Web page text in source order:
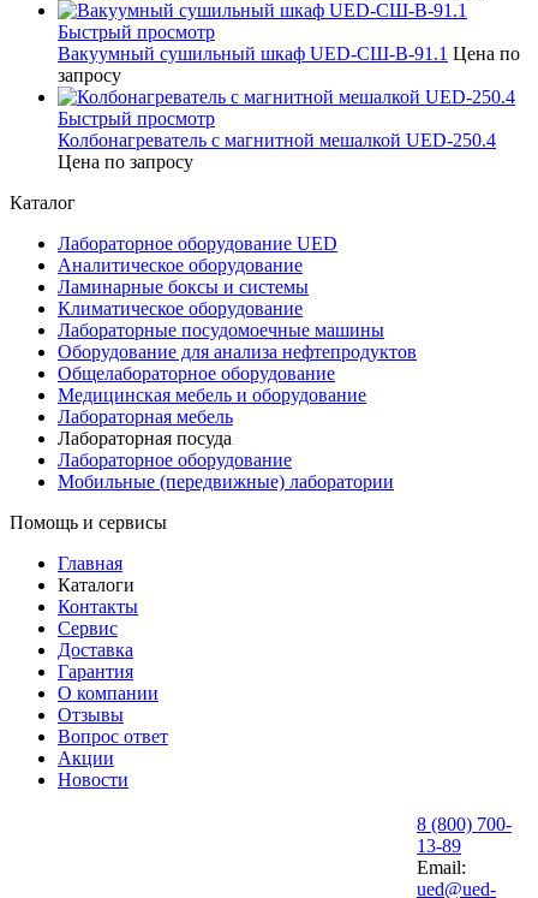
Быстрый просмотр
Вакуумный сушильный шкаф UED-СШ-В-91.1 Цена по
запросу
Быстрый просмотр
Колбонагреватель с магнитной мешалкой UED-250.4
Цена по запросу
Каталог
Лабораторное оборудование UED
Аналитическое оборудование
Ламинарные боксы и системы
Климатическое оборудование
Лабораторные посудомоечные машины
Оборудование для анализа нефтепродуктов
Общелабораторное оборудование
Медицинская мебель и оборудование
Лабораторная мебель
Лабораторная посуда
Лабораторное оборудование
Мобильные (передвижные) лаборатории
Помощь и сервисы
Главная
Каталоги
Контакты
Сервис
Доставка
Гарантия
О компании
Отзывы
Вопрос ответ
Акции
Новости
8 (800) 700-
13-89
Email:
ued@ued-